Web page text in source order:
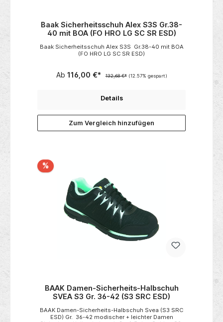
Baak Sicherheitsschuh Alex S3S Gr.38-
40 mit BOA (FO HRO LG SC SR ESD)
Baak Sicherheitsschuh Alex S3S Gr.38-40 mit BOA
(FO HRO LG SC SR ESD)
Ab 116,00 €* 132,68 €* (12.57% gespart)
Details
Zum Vergleich hinzufügen
%
BAAK Damen-Sicherheits-Halbschuh
SVEA S3 Gr. 36-42 (S3 SRC ESD)
BAAK Damen-Sicherheits-Halbschuh Svea (S3 SRC
ESD) Gr. 36-42 modischer + leichter Damen